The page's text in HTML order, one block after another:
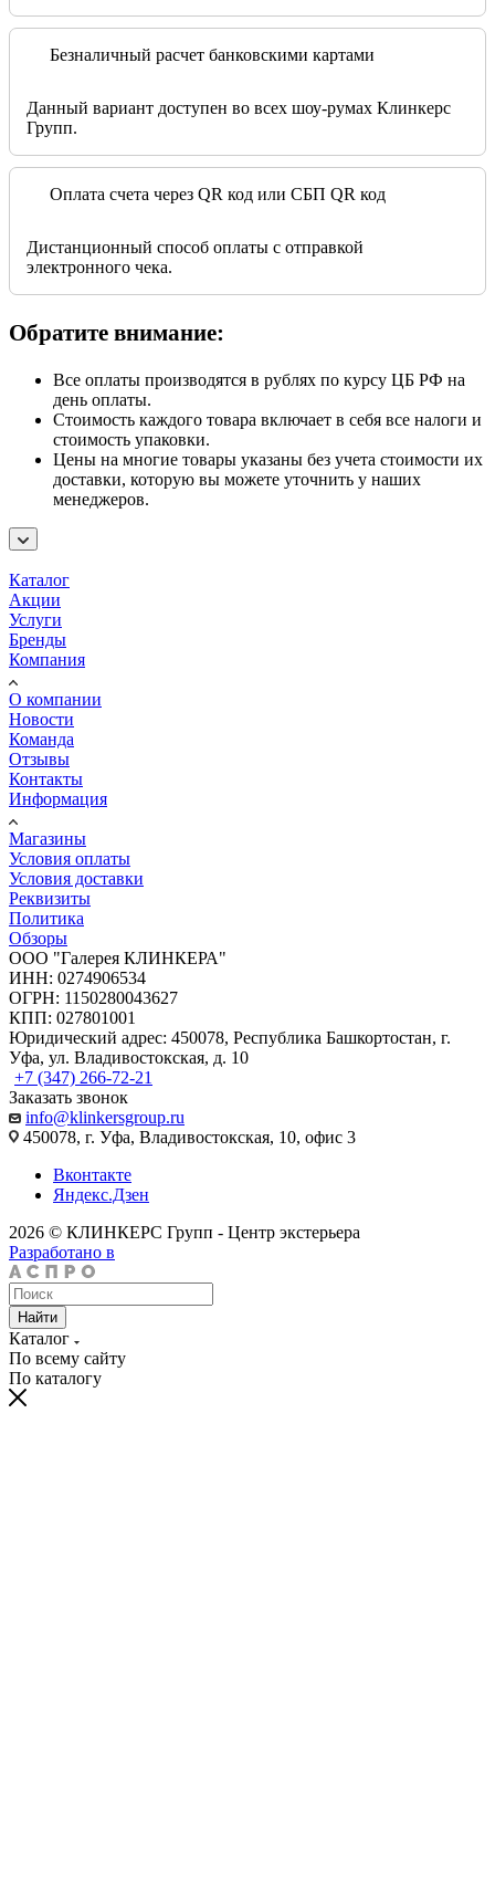
Безналичный расчет банковскими картами
Данный вариант доступен во всех шоу-румах Клинкерс
Групп.
Оплата счета через QR код или СБП QR код
Дистанционный способ оплаты с отправкой
электронного чека.
Обратите внимание:
Все оплаты производятся в рублях по курсу ЦБ РФ на
день оплаты.
Стоимость каждого товара включает в себя все налоги и
стоимость упаковки.
Цены на многие товары указаны без учета стоимости их
доставки, которую вы можете уточнить у наших
менеджеров.
Каталог
Акции
Услуги
Бренды
Компания
О компании
Новости
Команда
Отзывы
Контакты
Информация
Магазины
Условия оплаты
Условия доставки
Реквизиты
Политика
Обзоры
ООО "Галерея КЛИНКЕРА"
ИНН: 0274906534
ОГРН: 1150280043627
КПП: 027801001
Юридический адрес: 450078, Республика Башкортостан, г.
Уфа, ул. Владивостокская, д. 10
+7 (347) 266-72-21
Заказать звонок
info@klinkersgroup.ru
450078, г. Уфа, Владивостокская, 10, офис 3
Вконтакте
Яндекс.Дзен
2026 © КЛИНКЕРС Групп - Центр экстерьера
Разработано в
Найти
Каталог
По всему сайту
По каталогу